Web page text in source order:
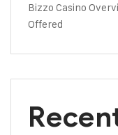
Bizzo Casino
Offered